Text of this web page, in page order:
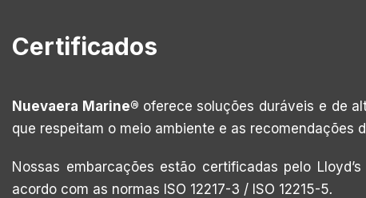
Certificados
Nuevaera Marine® oferece soluções duráveis e de
que respeitam o meio ambiente e as recomendações
Nossas embarcações estão certificadas pelo
acordo com as normas ISO 12217-3 / ISO 12215-5.